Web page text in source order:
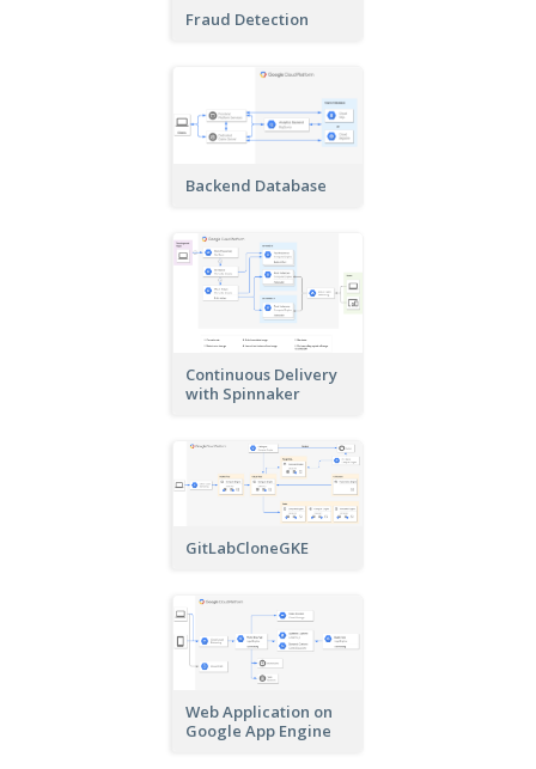
Fraud Detection
Backend Database
Continuous Delivery
with Spinnaker
GitLabCloneGKE
Web Application on
Google App Engine